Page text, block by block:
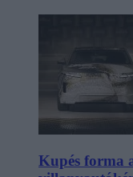
Kupés forma